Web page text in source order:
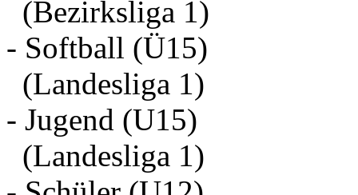
(Bezirksliga 1)
- Softball (Ü15)
(Landesliga 1)
- Jugend (U15)
(Landesliga 1)